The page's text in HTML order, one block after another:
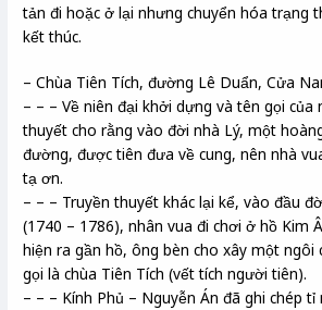
tản đi hoặc ở lại nhưng chuyển hóa trạng
kết thúc.
– Chùa Tiên Tích, đường Lê Duẩn, Cửa
– – – Về niên đại khởi dựng và tên gọi của
thuyết cho rằng vào đời nhà Lý, một
đường, được tiên đưa về cung, nên nhà
tạ ơn.
– – – Truyền thuyết khác lại kể, vào đầu
(1740 – 1786), nhân vua đi chơi ở hồ Kim
hiện ra gần hồ, ông bèn cho xây một ngôi
gọi là chùa Tiên Tích (vết tích người tiên).
– – – Kính Phủ – Nguyễn Án đã ghi chép